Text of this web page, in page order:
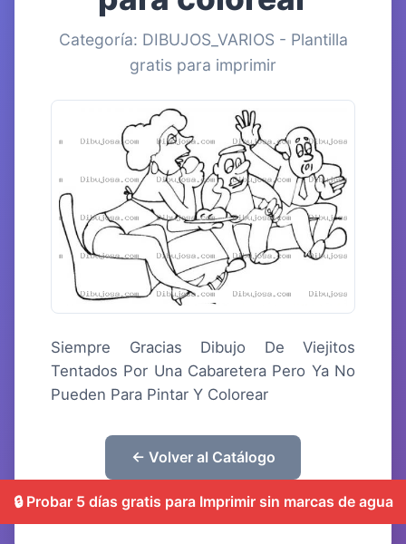
Categoría: DIBUJOS_VARIOS - Plantilla
gratis para imprimir
Siempre Gracias Dibujo De Viejitos
Tentados Por Una Cabaretera Pero Ya No
Pueden Para Pintar Y Colorear
← Volver al Catálogo
🔒 Probar 5 días gratis para Imprimir sin marcas de agua